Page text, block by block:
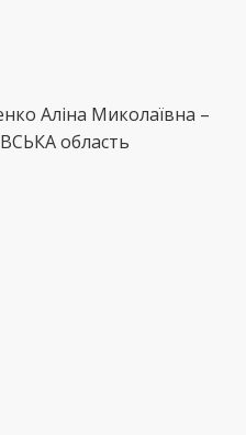
Аліна Миколаївна –
область